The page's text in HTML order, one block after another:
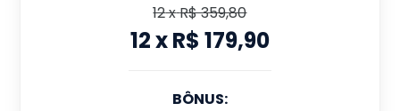
12xR$ 359,80
12xR$ 179,90
BÔNUS: